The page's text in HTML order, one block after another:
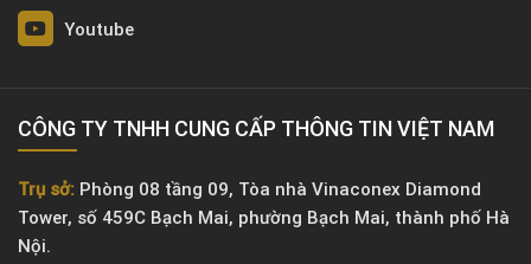
Youtube
CÔNG TY TNHH CUNG CẤP THÔNG TIN VIỆT NAM
Trụ sở: Phòng 08 tầng 09, Tòa nhà Vinaconex Diamond
Tower, số 459C Bạch Mai, phường Bạch Mai, thành phố Hà
Nội.